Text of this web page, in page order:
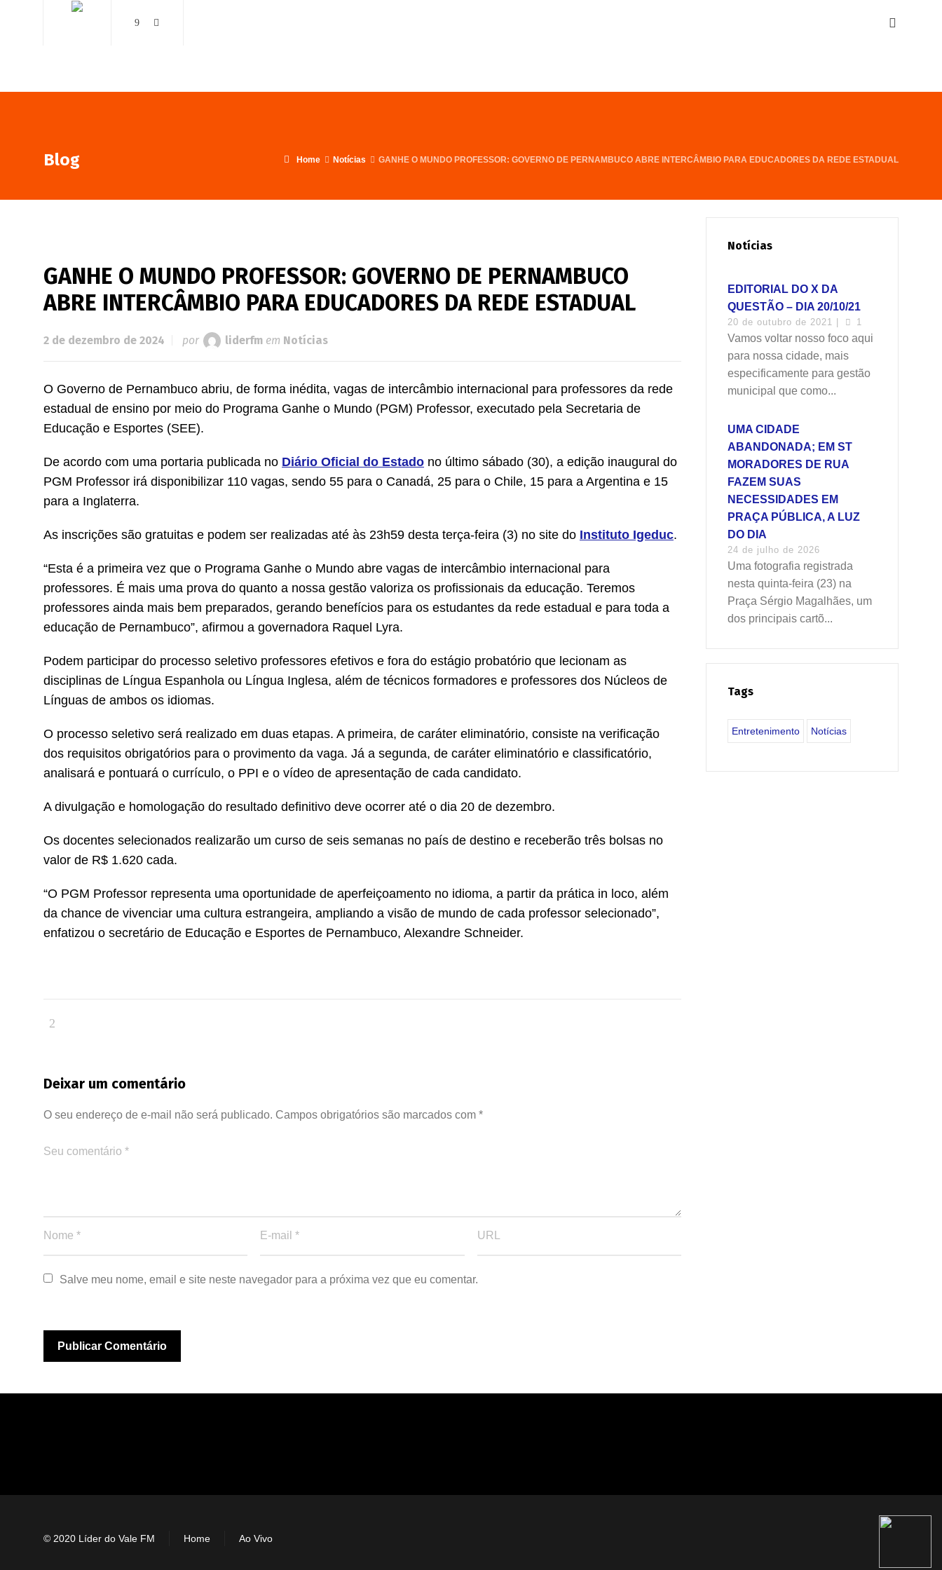
Blog Home Notícias GANHE O MUNDO PROFESSOR: GOVERNO DE PERNAMBUCO ABRE INTERCÂMBIO PARA EDUCADORES DA REDE ESTADUAL
GANHE O MUNDO PROFESSOR: GOVERNO DE PERNAMBUCO
ABRE INTERCÂMBIO PARA EDUCADORES DA REDE ESTADUAL
2 de dezembro de 2024 por liderfm em Notícias
O Governo de Pernambuco abriu, de forma inédita, vagas de intercâmbio internacional para professores da rede
estadual de ensino por meio do Programa Ganhe o Mundo (PGM) Professor, executado pela Secretaria de
Educação e Esportes (SEE).
De acordo com uma portaria publicada no Diário Oficial do Estado no último sábado (30), a edição inaugural do
PGM Professor irá disponibilizar 110 vagas, sendo 55 para o Canadá, 25 para o Chile, 15 para a Argentina e 15
para a Inglaterra.
As inscrições são gratuitas e podem ser realizadas até às 23h59 desta terça-feira (3) no site do Instituto Igeduc.
“Esta é a primeira vez que o Programa Ganhe o Mundo abre vagas de intercâmbio internacional para
professores. É mais uma prova do quanto a nossa gestão valoriza os profissionais da educação. Teremos
professores ainda mais bem preparados, gerando benefícios para os estudantes da rede estadual e para toda a
educação de Pernambuco”, afirmou a governadora Raquel Lyra.
Podem participar do processo seletivo professores efetivos e fora do estágio probatório que lecionam as
disciplinas de Língua Espanhola ou Língua Inglesa, além de técnicos formadores e professores dos Núcleos de
Línguas de ambos os idiomas.
O processo seletivo será realizado em duas etapas. A primeira, de caráter eliminatório, consiste na verificação
dos requisitos obrigatórios para o provimento da vaga. Já a segunda, de caráter eliminatório e classificatório,
analisará e pontuará o currículo, o PPI e o vídeo de apresentação de cada candidato.
A divulgação e homologação do resultado definitivo deve ocorrer até o dia 20 de dezembro.
Os docentes selecionados realizarão um curso de seis semanas no país de destino e receberão três bolsas no
valor de R$ 1.620 cada.
“O PGM Professor representa uma oportunidade de aperfeiçoamento no idioma, a partir da prática in loco, além
da chance de vivenciar uma cultura estrangeira, ampliando a visão de mundo de cada professor selecionado”,
enfatizou o secretário de Educação e Esportes de Pernambuco, Alexandre Schneider.
Deixar um comentário
O seu endereço de e-mail não será publicado. Campos obrigatórios são marcados com *
Salve meu nome, email e site neste navegador para a próxima vez que eu comentar.
Notícias
EDITORIAL DO X DA
QUESTÃO – DIA 20/10/21
20 de outubro de 2021 | 1
Vamos voltar nosso foco aqui
para nossa cidade, mais
especificamente para gestão
municipal que como...
UMA CIDADE
ABANDONADA; EM ST
MORADORES DE RUA
FAZEM SUAS
NECESSIDADES EM
PRAÇA PÚBLICA, A LUZ
DO DIA
24 de julho de 2026
Uma fotografia registrada
nesta quinta-feira (23) na
Praça Sérgio Magalhães, um
dos principais cartõ...
Tags
Entretenimento Notícias
© 2020 Líder do Vale FM Home Ao Vivo